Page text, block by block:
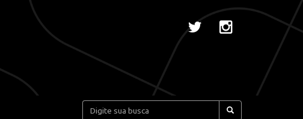
Pesquisar: